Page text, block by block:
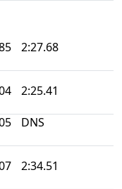
2:27.68
2:25.41
DNS
2:34.51